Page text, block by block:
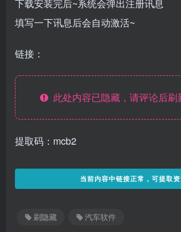
下载安装完后~系统会弹出注册讯息
填写一下讯息后会自动激活~
链接：
此处内容已隐藏，请评论后刷
提取码：mcb2
当前内容中链接正常，可提取
刷隐藏 汽车软件